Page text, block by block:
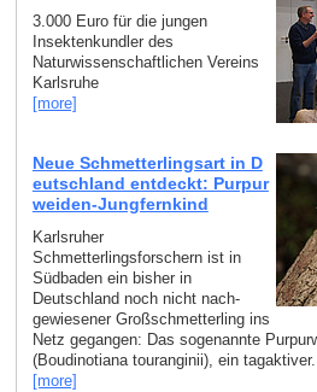
3.000 Euro für die jungen
Insektenkundler des
Naturwissenschaftlichen Vereins
Karlsruhe
[more]
Neue Schmetterlingsart in D
eutschland entdeckt: Purpur
weiden-Jungfernkind
Karlsruher
Schmetterlingsforschern ist in
Südbaden ein bisher in
Deutschland noch nicht nach­
gewiesener Großschmetterling ins
Netz gegangen: Das sogenannte
(Boudinotiana touranginii), ein
[more]